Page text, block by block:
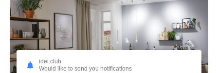
idei.club
Would like to send you notifications